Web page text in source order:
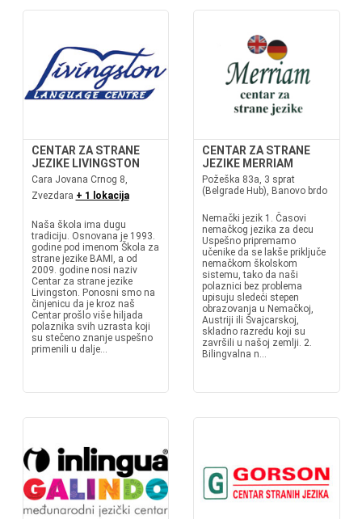
CENTAR ZA STRANE
JEZIKE LIVINGSTON
Cara Jovana Crnog 8,
Zvezdara + 1 lokacija
Naša škola ima dugu
tradiciju. Osnovana je 1993.
godine pod imenom Škola za
strane jezike BAMI, a od
2009. godine nosi naziv
Centar za strane jezike
Livingston. Ponosni smo na
činjenicu da je kroz naš
Centar prošlo više hiljada
polaznika svih uzrasta koji
su stečeno znanje uspešno
primenili u dalje...
CENTAR ZA STRANE
JEZIKE MERRIAM
Požeška 83a, 3 sprat
(Belgrade Hub), Banovo brdo
Nemački jezik 1. Časovi
nemačkog jezika za decu
Uspešno pripremamo
učenike da se lakše priključe
nemačkom školskom
sistemu, tako da naši
polaznici bez problema
upisuju sledeći stepen
obrazovanja u Nemačkoj,
Austriji ili Švajcarskoj,
skladno razredu koji su
završili u našoj zemlji. 2.
Bilingvalna n...